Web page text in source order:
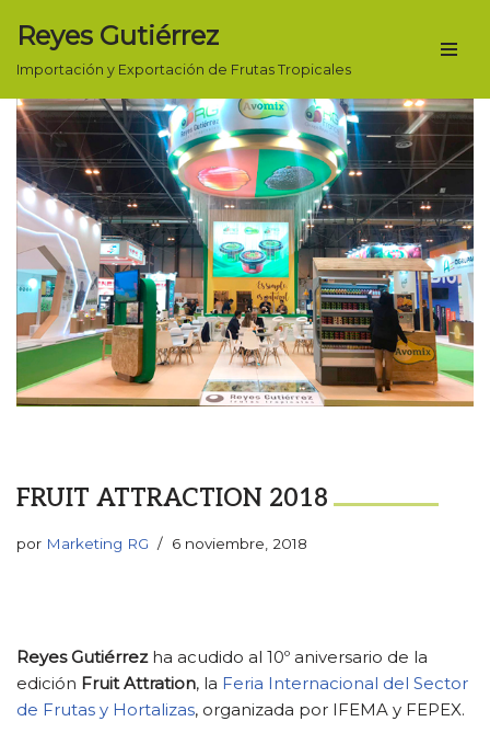
contenido
Reyes Gutiérrez
Importación y Exportación de Frutas Tropicales
FRUIT ATTRACTION 2018
por Marketing RG 6 noviembre, 2018
Reyes Gutiérrezha acudido al 10º aniversario de la
edición Fruit Attration, la Feria Internacional del Sector
de Frutas y Hortalizas, organizada por IFEMA y FEPEX.